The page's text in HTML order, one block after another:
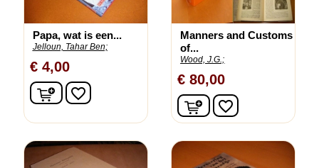
Papa, wat is een...
Jelloun, Tahar Ben;
€ 4,00
In winkelwagen
favorite_border
Manners and Customs
of...
Wood, J.G.;
€ 80,00
In winkelwagen
favorite_border